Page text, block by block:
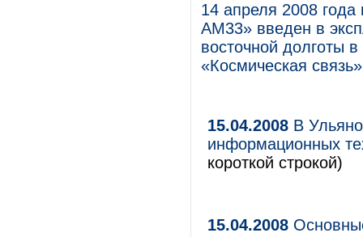
14 апреля 2008 года
АМ33» введен в
восточной долготы
«Космическая
15.04.2008 В
информационных
короткой строкой)
15.04.2008